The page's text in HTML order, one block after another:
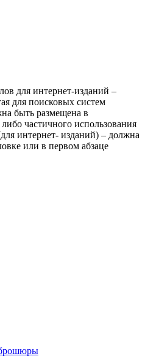
для интернет-изданий –
для поисковых систем
быть размещена в
частичного использования
интернет- изданий) – должна
или в первом абзаце